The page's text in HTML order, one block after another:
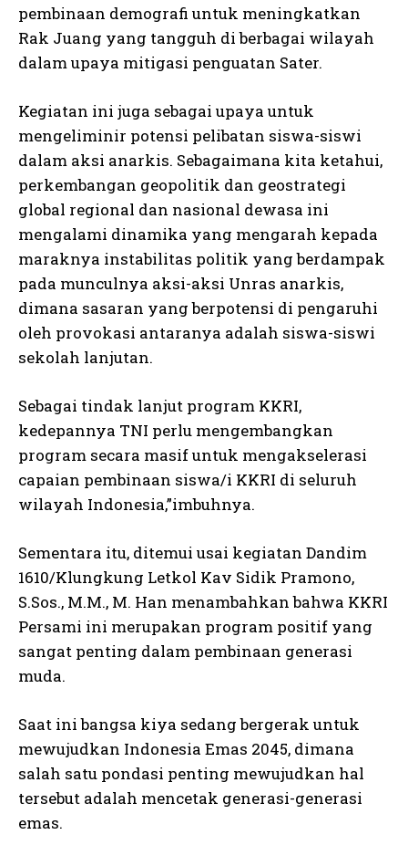
pembinaan demografi untuk meningkatkan
Rak Juang yang tangguh di berbagai wilayah
dalam upaya mitigasi penguatan Sater.
Kegiatan ini juga sebagai upaya untuk
mengeliminir potensi pelibatan siswa-siswi
dalam aksi anarkis. Sebagaimana kita ketahui,
perkembangan geopolitik dan geostrategi
global regional dan nasional dewasa ini
mengalami dinamika yang mengarah kepada
maraknya instabilitas politik yang berdampak
pada munculnya aksi-aksi Unras anarkis,
dimana sasaran yang berpotensi di pengaruhi
oleh provokasi antaranya adalah siswa-siswi
sekolah lanjutan.
Sebagai tindak lanjut program KKRI,
kedepannya TNI perlu mengembangkan
program secara masif untuk mengakselerasi
capaian pembinaan siswa/i KKRI di seluruh
wilayah Indonesia,”imbuhnya.
Sementara itu, ditemui usai kegiatan Dandim
1610/Klungkung Letkol Kav Sidik Pramono,
S.Sos., M.M., M. Han menambahkan bahwa KKRI
Persami ini merupakan program positif yang
sangat penting dalam pembinaan generasi
muda.
Saat ini bangsa kiya sedang bergerak untuk
mewujudkan Indonesia Emas 2045, dimana
salah satu pondasi penting mewujudkan hal
tersebut adalah mencetak generasi-generasi
emas.